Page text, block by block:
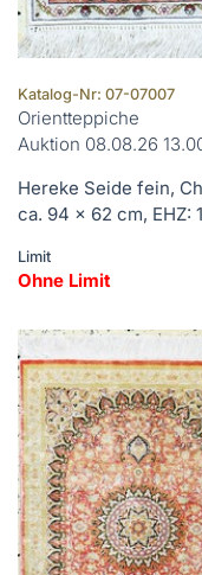
Katalog-Nr: 07-07007
Orientteppiche
Auktion 08.08.26
Hereke Seide fein,
ca. 94 x 62 cm, EHZ:
Limit
Ohne Limit